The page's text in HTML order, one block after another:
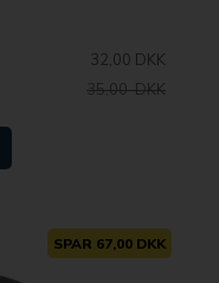
32,00 DKK
35,00 DKK
SPAR 67,00 DKK